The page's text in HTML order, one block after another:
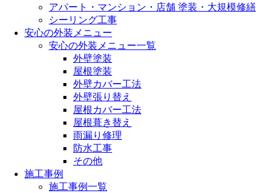
アパート・マンション・店舗 塗装・大規模修繕
シーリング工事
安心の外装メニュー
安心の外装メニュー一覧
外壁塗装
屋根塗装
外壁カバー工法
外壁張り替え
屋根カバー工法
屋根葺き替え
雨漏り修理
防水工事
その他
施工事例
施工事例一覧